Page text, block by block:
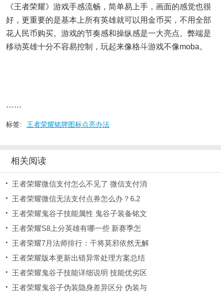
《王者荣耀》游戏手感流畅，简单易上手，画面的感觉也很
好，更重要的是基本上所有英雄就可以用金币买，不用全部
花人民币购买。游戏的节奏感和操纵感是一大亮点。弊端是
移动英雄十分不容易控制，玩起来像格斗游戏不像moba。
……
标签: 王者荣耀铭牌图标点亮办法
相关阅读
王者荣耀微信支付怎么不见了 微信支付消
王者荣耀微信无法支付点券怎么办？6.2
王者荣耀鬼谷子技能属性 鬼谷子装备铭文
王者荣耀S8上分英雄有哪一些 新赛季怎
王者荣耀7月法师排行：干将莫邪依然无解
王者荣耀版本更新出错异常处理方案总结
王者荣耀鬼谷子技能详细说明 技能优劣区
王者荣耀鬼谷子伪装隐身差异区分 伪装与